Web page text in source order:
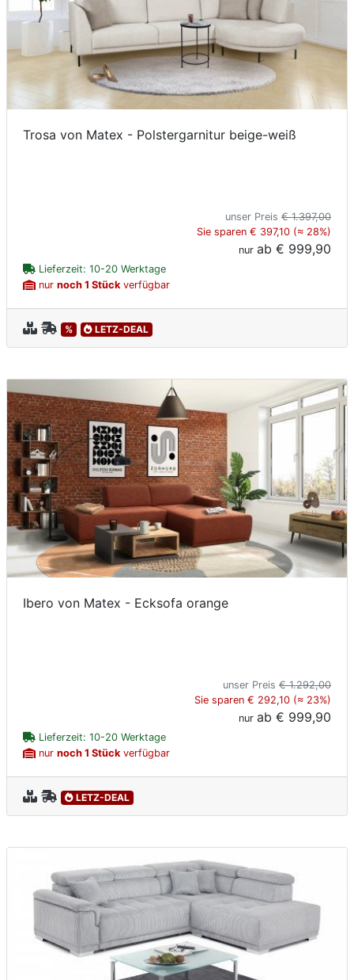
Trosa von Matex - Polstergarnitur beige-weiß
unser Preis € 1.397,00
Sie sparen € 397,10 (≈ 28%)
nur ab € 999,90
Lieferzeit: 10-20 Werktage
nur noch 1 Stückverfügbar
% LETZ-DEAL
Ibero von Matex - Ecksofa orange
unser Preis € 1.292,00
Sie sparen € 292,10 (≈ 23%)
nur ab € 999,90
Lieferzeit: 10-20 Werktage
nur noch 1 Stückverfügbar
LETZ-DEAL